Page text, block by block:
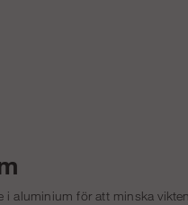
aluminium för att minska